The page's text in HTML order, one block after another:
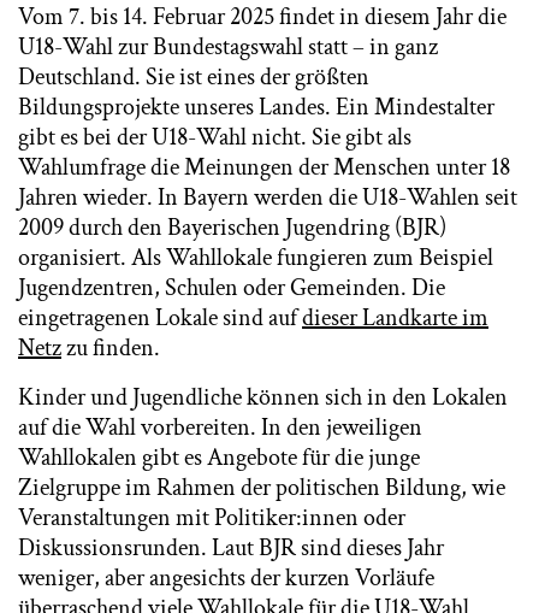
Vom 7. bis 14. Februar 2025 findet in diesem Jahr die
U18-Wahl zur Bundestagswahl statt – in ganz
Deutschland. Sie ist eines der größten
Bildungsprojekte unseres Landes. Ein Mindestalter
gibt es bei der U18-Wahl nicht. Sie gibt als
Wahlumfrage die Meinungen der Menschen unter 18
Jahren wieder. In Bayern werden die U18-Wahlen seit
2009 durch den Bayerischen Jugendring (BJR)
organisiert. Als Wahllokale fungieren zum Beispiel
Jugendzentren, Schulen oder Gemeinden. Die
eingetragenen Lokale sind aufdieser Landkarte im
Netzzu finden.
Kinder und Jugendliche können sich in den Lokalen
auf die Wahl vorbereiten. In den jeweiligen
Wahllokalen gibt es Angebote für die junge
Zielgruppe im Rahmen der politischen Bildung, wie
Veranstaltungen mit Politiker:innen oder
Diskussionsrunden. Laut BJR sind dieses Jahr
weniger, aber angesichts der kurzen Vorläufe